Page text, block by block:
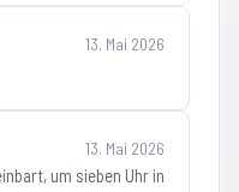
13. Mai 2026
13. Mai 2026
um sieben Uhr in